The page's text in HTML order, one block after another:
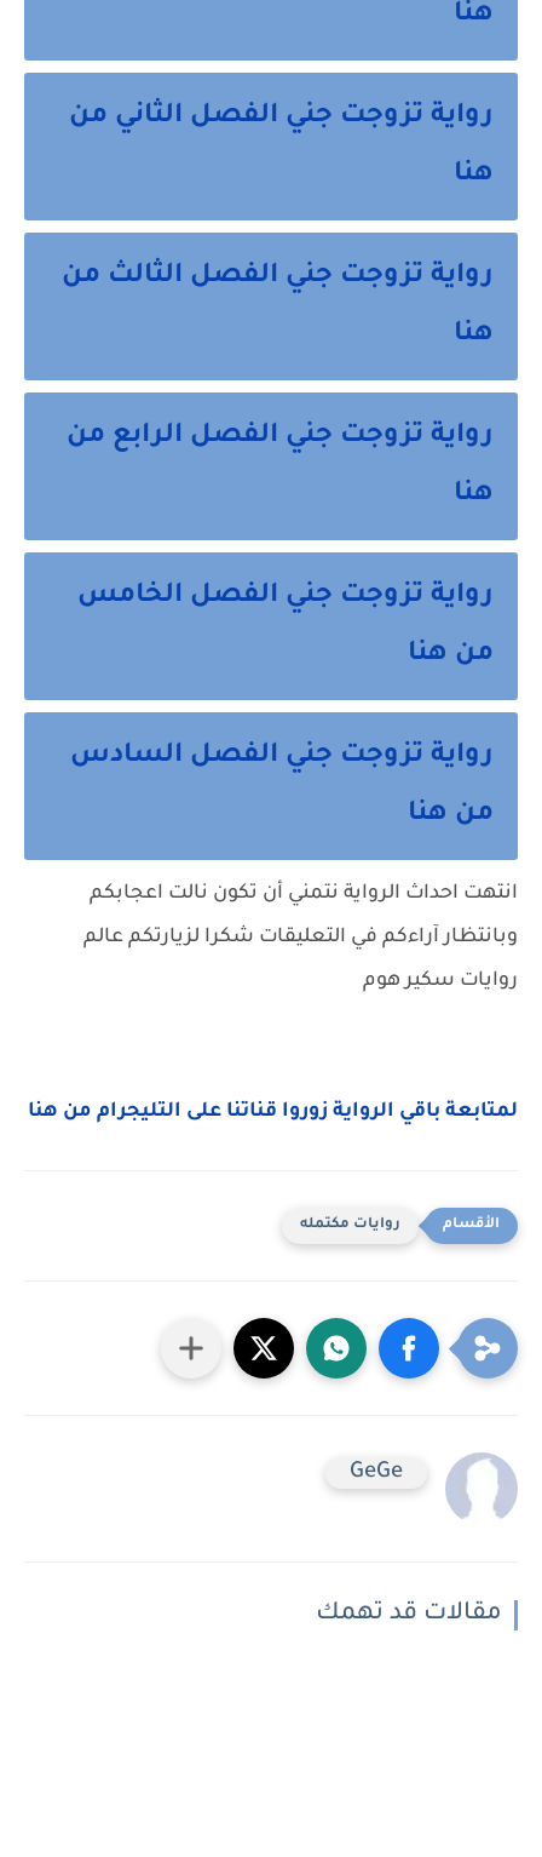
هنا
رواية تزوجت جني الفصل الثاني من
هنا
رواية تزوجت جني الفصل الثالث من
هنا
رواية تزوجت جني الفصل الرابع من
هنا
رواية تزوجت جني الفصل الخامس
من هنا
رواية تزوجت جني الفصل السادس
من هنا
انتهت احداث الرواية نتمني أن تكون نالت اعجابكم
وبانتظار آراءكم في التعليقات شكرا لزيارتكم عالم
روايات سكير هوم
لمتابعة باقي الرواية زوروا قناتنا على التليجرام من هنا
روايات مكتمله
GeGe
مقالات قد تهمك